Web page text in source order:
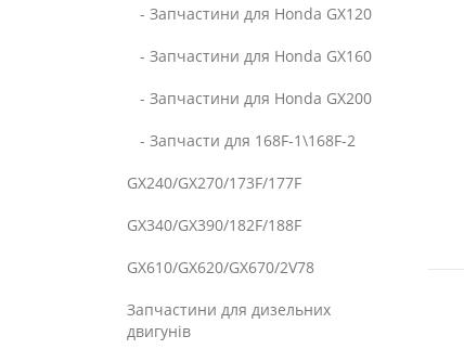
- Запчастини для Honda GX120
- Запчастини для Honda GX160
- Запчастини для Honda GX200
- Запчасти для 168F-1\168F-2
GX240/GX270/173F/177F
GX340/GX390/182F/188F
GX610/GX620/GX670/2V78
Запчастини для дизельних
двигунів